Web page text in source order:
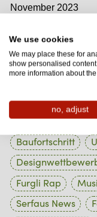
November 2023
September 2023
August 2023
Tag Cloud
Baufortschritt
Furgli Rap
Serfaus News
We use cookies
We may place these for
show personalised
more information about
no, adjust